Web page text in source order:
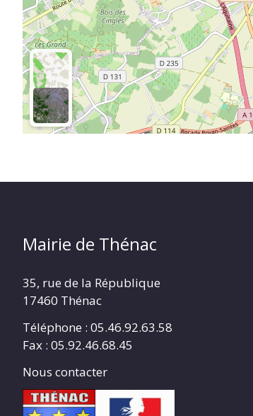
Mairie de Thénac
35, rue de la République
17460 Thénac
Téléphone : 05.46.92.63.58
Fax : 05.92.46.68.45
Nous contacter